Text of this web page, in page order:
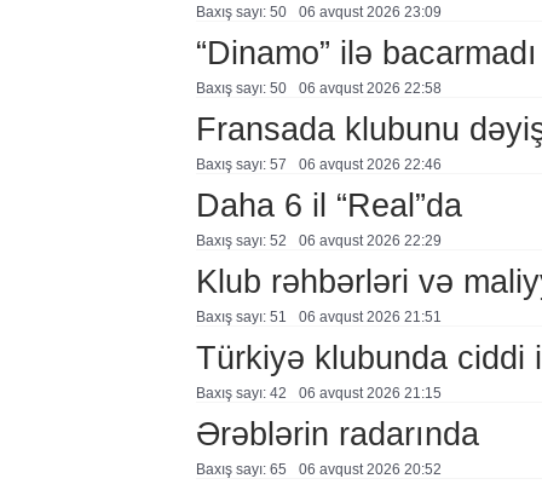
Baxış sayı: 50 06 avqust 2026 23:09
“Dinamo” ilə bacarmadı
Baxış sayı: 50 06 avqust 2026 22:58
Fransada klubunu
Baxış sayı: 57 06 avqust 2026 22:46
Daha 6 il “Real”da
Baxış sayı: 52 06 avqust 2026 22:29
Klub rəhbərləri və
Baxış sayı: 51 06 avqust 2026 21:51
Türkiyə klubunda ciddi
Baxış sayı: 42 06 avqust 2026 21:15
Ərəblərin radarında
Baxış sayı: 65 06 avqust 2026 20:52